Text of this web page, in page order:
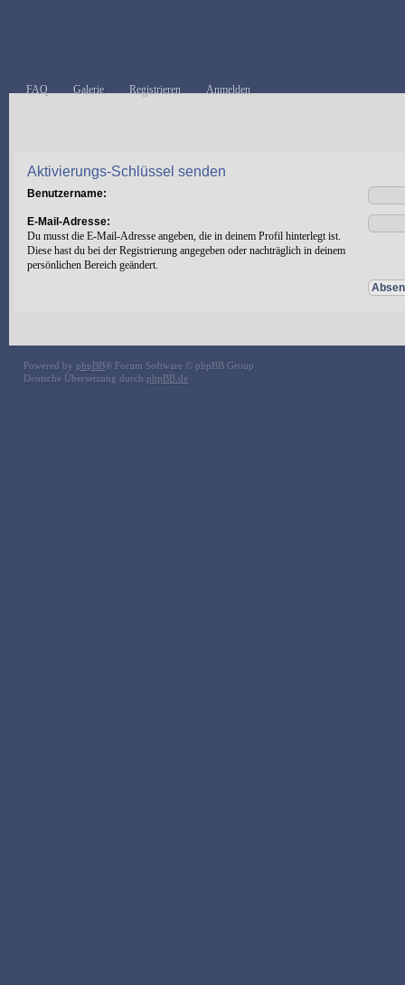
FAQ Galerie Registrieren Anmelden
Aktivierungs-Schlüssel senden
Benutzername:
E-Mail-Adresse:
Du musst die E-Mail-Adresse angeben, die in deinem Profil hinterlegt ist.
Diese hast du bei der Registrierung angegeben oder nachträglich in deinem
persönlichen Bereich geändert.
Powered by phpBB® Forum Software © phpBB Group
Deutsche Übersetzung durch phpBB.de